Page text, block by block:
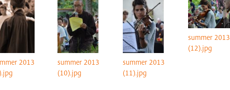
2013
summer 2013
(10).jpg
summer 2013
(11).jpg
summer 2013
(12).jpg